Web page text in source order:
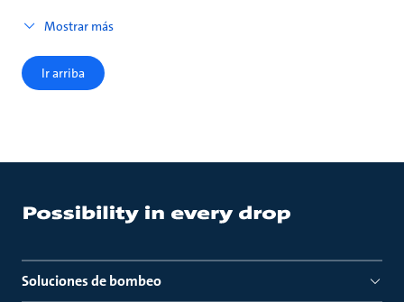
Mostrar más
Ir arriba
Soluciones de bombeo